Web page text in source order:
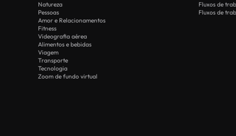
Natureza
Pessoas
Amor e Relacionamentos
Fitness
Videografia aérea
Alimentos e bebidas
Viagem
Transporte
Tecnologia
Zoom de fundo virtual
Fluxos de
Fluxos de